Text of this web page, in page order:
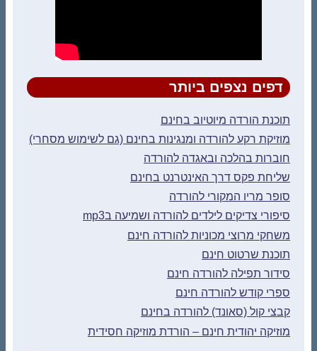
דפים נצפים ביותר
תוכנת הורדה מיוטיוב בחינם
מוזיקת רקע להורדה ומנגינות בחינם (גם לשימוש מסחרי)
חוברות בהלכה ובאגדה להורדה
שליחת פקס דרך האינטרנט בחינם
סופר מריו המקורי להורדה
סיפורי צדיקים לילדים להורדה ושמיעה בmp3
משחקי מרוצי מכוניות להורדה חינם
תוכנת שרטוט חינם
סידור תפילה להורדה חינם
ספרי קודש להורדה חינם
קבצי קול (סאונד) להורדה בחינם
מוזיקה יהודית חינם – הורדת מוזיקה חסידית